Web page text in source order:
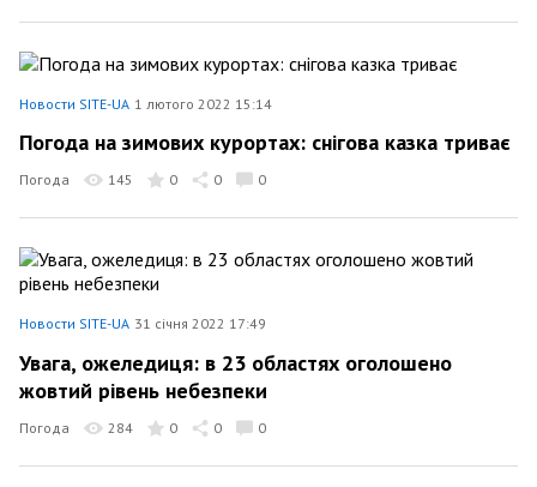
Новости SITE-UA 1 лютого 2022 15:14
Погода на зимових курортах: снігова казка триває
Погода 145 0 0 0
Новости SITE-UA 31 січня 2022 17:49
Увага, ожеледиця: в 23 областях оголошено
жовтий рівень небезпеки
Погода 284 0 0 0